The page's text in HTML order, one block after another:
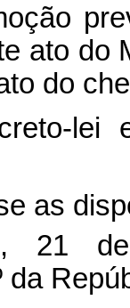
ato do
do
lei
as
21
da